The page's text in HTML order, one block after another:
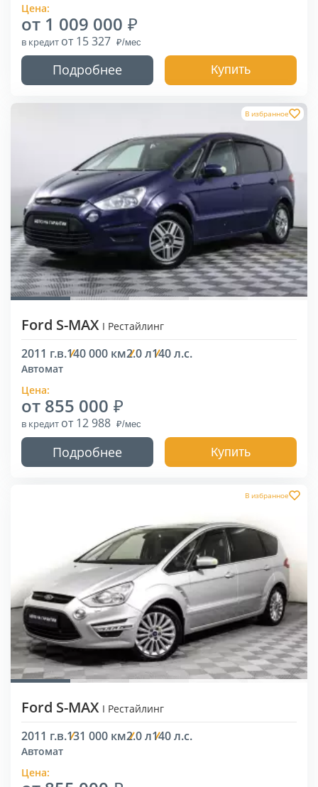
Цена:
от 1 009 000
в кредит от 15 327
Подробнее Купить
В избранное
Ford S-MAX I Рестайлинг
2011 г.в.140 000 км2.0 л140 л.с.
Автомат
Цена:
от 855 000
в кредит от 12 988
Подробнее Купить
В избранное
Ford S-MAX I Рестайлинг
2011 г.в.131 000 км2.0 л140 л.с.
Автомат
Цена: